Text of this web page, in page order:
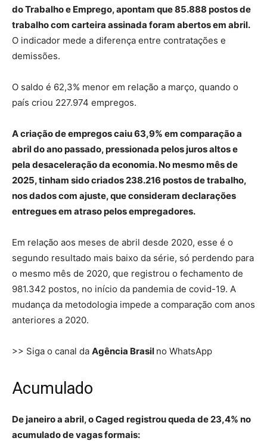
do Trabalho e Emprego, apontam que 85.888 postos de
trabalho com carteira assinada foram abertos em abril.
O indicador mede a diferença entre contratações e
demissões.
O saldo é 62,3% menor em relação a março, quando o
país criou 227.974 empregos.
A criação de empregos caiu 63,9% em comparação a
abril do ano passado, pressionada pelos juros altos e
pela desaceleração da economia. No mesmo mês de
2025, tinham sido criados 238.216 postos de trabalho,
nos dados com ajuste, que consideram declarações
entregues em atraso pelos empregadores.
Em relação aos meses de abril desde 2020, esse é o
segundo resultado mais baixo da série, só perdendo para
o mesmo mês de 2020, que registrou o fechamento de
981.342 postos, no início da pandemia de covid-19. A
mudança da metodologia impede a comparação com anos
anteriores a 2020.
>> Siga o canal da Agência Brasil no WhatsApp
Acumulado
De janeiro a abril, o Caged registrou queda de 23,4% no
acumulado de vagas formais: